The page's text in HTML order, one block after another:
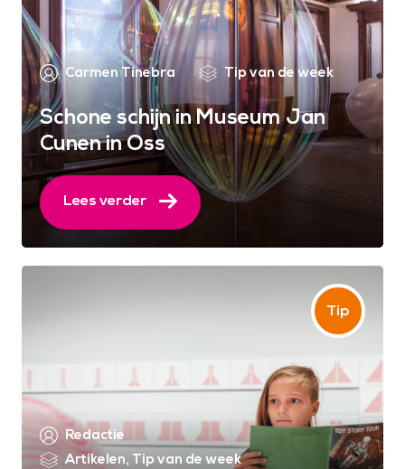
Carmen Tinebra Tip van de week
Schone schijn in Museum Jan
Cunen in Oss
Lees verder
Redactie
Artikelen, Tip van de week